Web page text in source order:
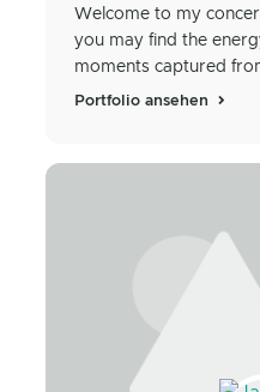
Welcome to my
you may find the
moments captured
Portfolio ansehen